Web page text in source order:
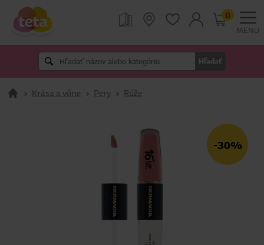
MENU
Hľadať
0
> Krása a vône > Pery > Rúže
-30%